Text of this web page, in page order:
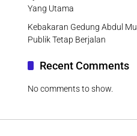
Yang Utama
Kebakaran Gedung Abdul
Publik Tetap Berjalan
Recent Comments
No comments to show.